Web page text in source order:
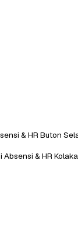
& HR Buton
& HR Kolaka